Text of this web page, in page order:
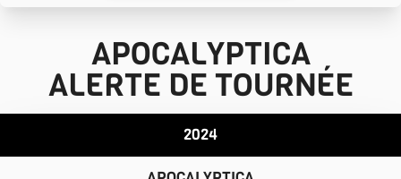
APOCALYPTICA
ALERTE DE TOURNÉE
2024